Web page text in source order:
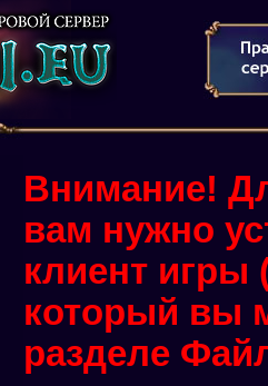
Внимание!
вам нужно
клиент игры
который вы
разделе